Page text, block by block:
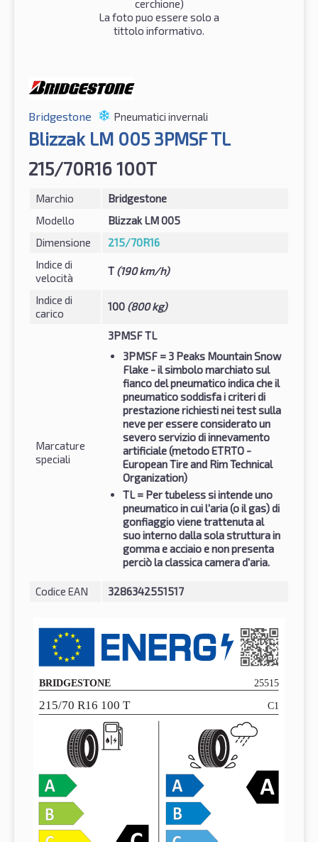
cerchione)
La foto puo essere solo a
tittolo informativo.
Bridgestone Pneumatici invernali
Blizzak LM 005 3PMSF TL
215/70R16 100T
Marchio
Bridgestone
Modello
Blizzak LM 005
Dimensione
215/70R16
Indice di
velocità
T (190 km/h)
Indice di
carico
100 (800 kg)
Marcature
speciali
3PMSF TL
3PMSF = 3 Peaks Mountain Snow
Flake - il simbolo marchiato sul
fianco del pneumatico indica che il
pneumatico soddisfa i criteri di
prestazione richiesti nei test sulla
neve per essere considerato un
severo servizio di innevamento
artificiale (metodo ETRTO -
European Tire and Rim Technical
Organization)
TL= Per tubeless si intende uno
pneumatico in cui l'aria (o il gas) di
gonfiaggio viene trattenuta al
suo interno dalla sola struttura in
gomma e acciaio e non presenta
perciò la classica camera d'aria.
Codice EAN 3286342551517